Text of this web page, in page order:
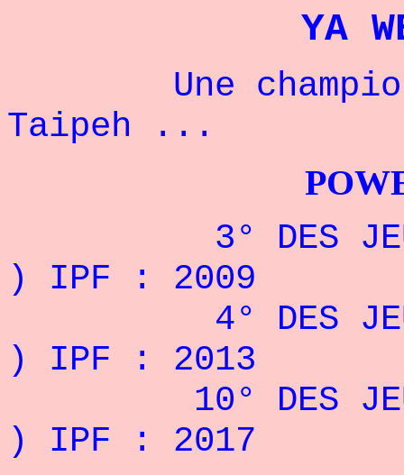
YA
Une
Taipeh ...
3° DES JEUX
) IPF : 2009
4° DES JEUX
) IPF : 2013
10° DES JEUX
) IPF : 2017